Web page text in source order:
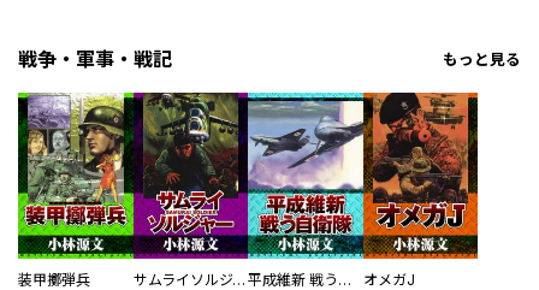
戦争・軍事・戦記 もっと見る
装甲擲弾兵 サムライソルジャー SAMURAI SOLDIER 平成維新 戦う自衛隊 オメガJ